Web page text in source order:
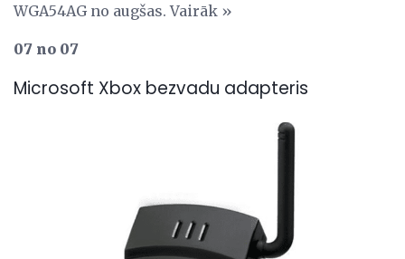
WGA54AG no augšas. Vairāk »
07 no 07
Microsoft Xbox bezvadu adapteris